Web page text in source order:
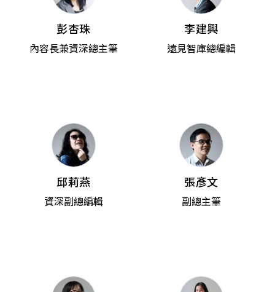
彭杏珠
內容長兼資深總主筆
李建興
遠見智庫總編輯
邱莉燕
資深副總編輯
張彥文
副總主筆